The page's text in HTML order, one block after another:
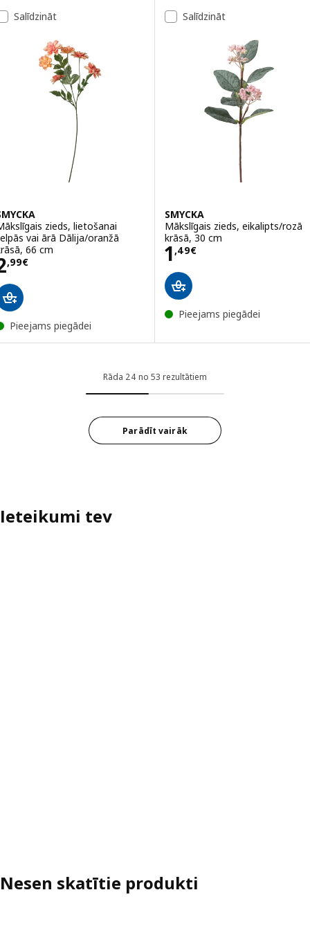
Salīdzināt
zieds, lietošanai
vai ārā Dālija/oranžā
66 cm
,99€ 2,99€
Pieejams piegādei
Salīdzināt
SMYCKA
Mākslīgais zieds, eikalipts/rozā
krāsā, 30 cm
1,49€
Cena 1,49€
Pieejams piegādei
Rāda 24 no 53 rezultātiem
Parādīt vairāk
Ieteikumi tev
Nesen skatītie produkti